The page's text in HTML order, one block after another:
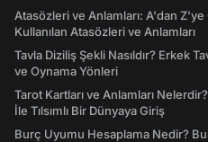
Atasözleri ve Anlamları: A'dan Z'ye
Kullanılan Atasözleri ve Anlamları
Tavla Diziliş Şekli Nasıldır? Erkek
ve Oynama Yönleri
Tarot Kartları ve Anlamları
İle Tılsımlı Bir Dünyaya Giriş
Burç Uyumu Hesaplama Nedir?